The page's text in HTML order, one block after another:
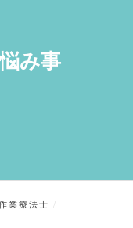
み事
業療法士